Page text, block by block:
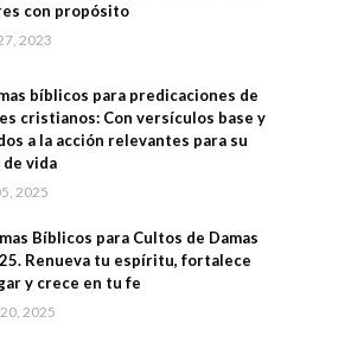
con propósito
2023
bíblicos para predicaciones de
cristianos: Con versículos base y
a la acción relevantes para su
de vida
2025
Bíblicos para Cultos de Damas
Renueva tu espíritu, fortalece
y crece en tu fe
2025